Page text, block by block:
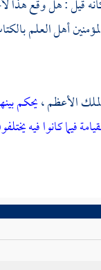
قيل : هل وقع
أهل العلم
الأعظم ،يحكم
فيما كانوا فيه